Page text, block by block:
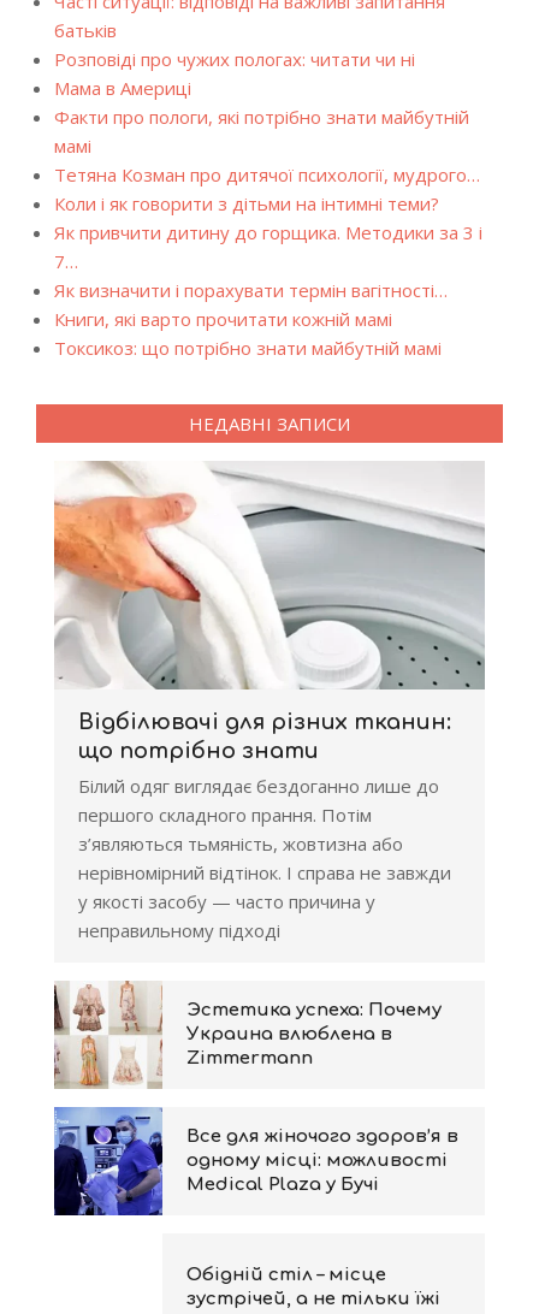
батьків
Розповіді про чужих пологах: читати чи ні
Мама в Америці
Факти про пологи, які потрібно знати майбутній
мамі
Тетяна Козман про дитячої психології, мудрого…
Коли і як говорити з дітьми на інтимні теми?
Як привчити дитину до горщика. Методики за 3 і
7…
Як визначити і порахувати термін вагітності…
Книги, які варто прочитати кожній мамі
Токсикоз: що потрібно знати майбутній мамі
НЕДАВНІ ЗАПИСИ
Відбілювачі для різних тканин:
що потрібно знати
Білий одяг виглядає бездоганно лише до
першого складного прання. Потім
з’являються тьмяність, жовтизна або
нерівномірний відтінок. І справа не завжди
у якості засобу — часто причина у
неправильному підході
Эстетика успеха: Почему
Украина влюблена в
Zimmermann
Все для жіночого здоров’я в
одному місці: можливості
Medical Plaza у Бучі
Обідній стіл – місце
зустрічей, а не тільки їжі